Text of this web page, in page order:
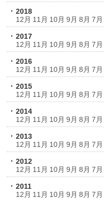
2018
12月 11月 10月 9月 8月 7月
2017
12月 11月 10月 9月 8月 7月
2016
12月 11月 10月 9月 8月 7月
2015
12月 11月 10月 9月 8月 7月
2014
12月 11月 10月 9月 8月 7月
2013
12月 11月 10月 9月 8月 7月
2012
12月 11月 10月 9月 8月 7月
2011
12月 11月 10月 9月 8月 7月